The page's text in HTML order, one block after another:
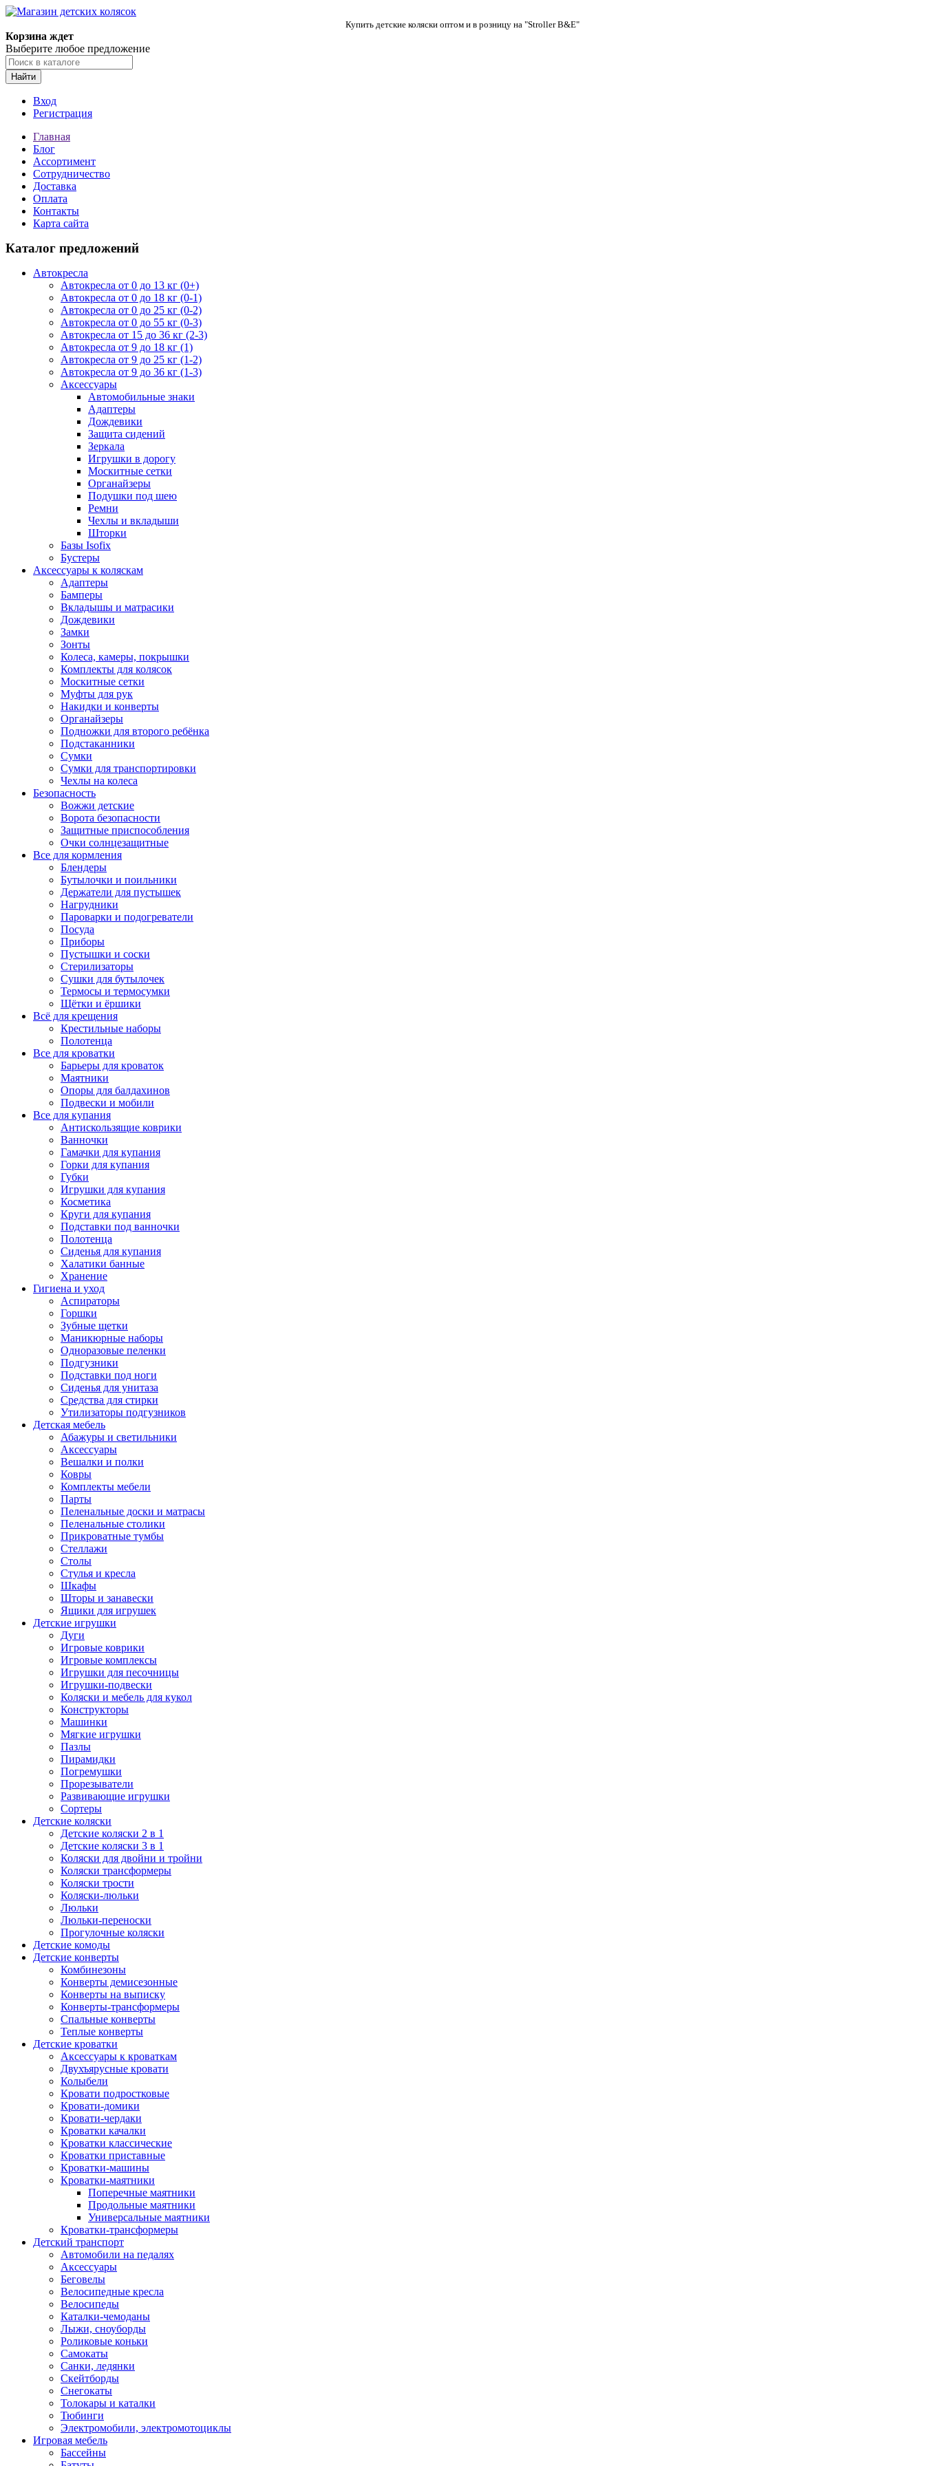
Купить детские коляски оптом и в розницу на "Stroller B&E"
Корзина ждет
Выберите любое предложение
Найти
Вход
Регистрация
Главная
Блог
Ассортимент
Сотрудничество
Доставка
Оплата
Контакты
Карта сайта
Каталог предложений
Автокресла
Автокресла от 0 до 13 кг (0+)
Автокресла от 0 до 18 кг (0-1)
Автокресла от 0 до 25 кг (0-2)
Автокресла от 0 до 55 кг (0-3)
Автокресла от 15 до 36 кг (2-3)
Автокресла от 9 до 18 кг (1)
Автокресла от 9 до 25 кг (1-2)
Автокресла от 9 до 36 кг (1-3)
Аксессуары
Автомобильные знаки
Адаптеры
Дождевики
Защита сидений
Зеркала
Игрушки в дорогу
Москитные сетки
Органайзеры
Подушки под шею
Ремни
Чехлы и вкладыши
Шторки
Базы Isofix
Бустеры
Аксессуары к коляскам
Адаптеры
Бамперы
Вкладышы и матрасики
Дождевики
Замки
Зонты
Колеса, камеры, покрышки
Комплекты для колясок
Москитные сетки
Муфты для рук
Накидки и конверты
Органайзеры
Подножки для второго ребёнка
Подстаканники
Сумки
Сумки для транспортировки
Чехлы на колеса
Безопасность
Вожжи детские
Ворота безопасности
Защитные приспособления
Очки солнцезащитные
Все для кормления
Блендеры
Бутылочки и поильники
Держатели для пустышек
Нагрудники
Пароварки и подогреватели
Посуда
Приборы
Пустышки и соски
Стерилизаторы
Сушки для бутылочек
Термосы и термосумки
Щётки и ёршики
Всё для крещения
Крестильные наборы
Полотенца
Все для кроватки
Барьеры для кроваток
Маятники
Опоры для балдахинов
Подвески и мобили
Все для купания
Антискользящие коврики
Ванночки
Гамачки для купания
Горки для купания
Губки
Игрушки для купания
Косметика
Круги для купания
Подставки под ванночки
Полотенца
Сиденья для купания
Халатики банные
Хранение
Гигиена и уход
Аспираторы
Горшки
Зубные щетки
Маникюрные наборы
Одноразовые пеленки
Подгузники
Подставки под ноги
Сиденья для унитаза
Средства для стирки
Утилизаторы подгузников
Детская мебель
Абажуры и светильники
Аксессуары
Вешалки и полки
Ковры
Комплекты мебели
Парты
Пеленальные доски и матрасы
Пеленальные столики
Прикроватные тумбы
Стеллажи
Столы
Стулья и кресла
Шкафы
Шторы и занавески
Ящики для игрушек
Детские игрушки
Дуги
Игровые коврики
Игровые комплексы
Игрушки для песочницы
Игрушки-подвески
Коляски и мебель для кукол
Конструкторы
Машинки
Мягкие игрушки
Пазлы
Пирамидки
Погремушки
Прорезыватели
Развивающие игрушки
Сортеры
Детские коляски
Детские коляски 2 в 1
Детские коляски 3 в 1
Коляски для двойни и тройни
Коляски трансформеры
Коляски трости
Коляски-люльки
Люльки
Люльки-переноски
Прогулочные коляски
Детские комоды
Детские конверты
Комбинезоны
Конверты демисезонные
Конверты на выписку
Конверты-трансформеры
Спальные конверты
Теплые конверты
Детские кроватки
Аксессуары к кроваткам
Двухъярусные кровати
Колыбели
Кровати подростковые
Кровати-домики
Кровати-чердаки
Кроватки качалки
Кроватки классические
Кроватки приставные
Кроватки-машины
Кроватки-маятники
Поперечные маятники
Продольные маятники
Универсальные маятники
Кроватки-трансформеры
Детский транспорт
Автомобили на педалях
Аксессуары
Беговелы
Велосипедные кресла
Велосипеды
Каталки-чемоданы
Лыжи, сноуборды
Роликовые коньки
Самокаты
Санки, ледянки
Скейтборды
Снегокаты
Толокары и каталки
Тюбинги
Электромобили, электромотоциклы
Игровая мебель
Бассейны